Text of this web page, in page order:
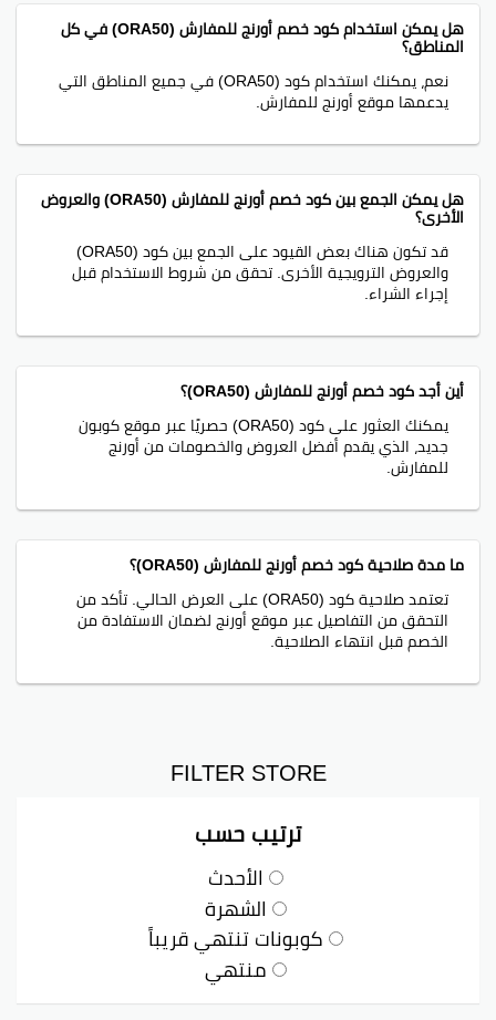
هل يمكن استخدام كود خصم أورنج للمفارش (ORA50) في كل
المناطق؟
نعم، يمكنك استخدام كود (ORA50) في جميع المناطق التي
يدعمها موقع أورنج للمفارش.
هل يمكن الجمع بين كود خصم أورنج للمفارش (ORA50) والعروض
الأخرى؟
قد تكون هناك بعض القيود على الجمع بين كود (ORA50)
والعروض الترويجية الأخرى. تحقق من شروط الاستخدام قبل
إجراء الشراء.
أين أجد كود خصم أورنج للمفارش (ORA50)؟
يمكنك العثور على كود (ORA50) حصريًا عبر موقع كوبون
جديد، الذي يقدم أفضل العروض والخصومات من أورنج
للمفارش.
ما مدة صلاحية كود خصم أورنج للمفارش (ORA50)؟
تعتمد صلاحية كود (ORA50) على العرض الحالي. تأكد من
التحقق من التفاصيل عبر موقع أورنج لضمان الاستفادة من
الخصم قبل انتهاء الصلاحية.
FILTER STORE
ترتيب حسب
الأحدث
الشهرة
كوبونات تنتهي قريباً
منتهي